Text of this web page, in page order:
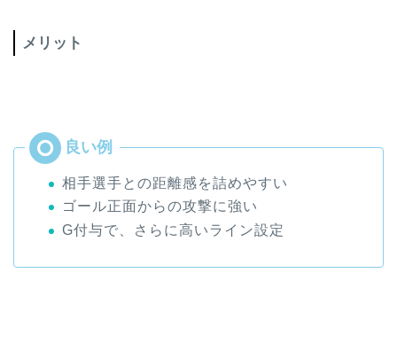
メリット
相手選手との距離感を詰めやすい
ゴール正面からの攻撃に強い
G付与で、さらに高いライン設定